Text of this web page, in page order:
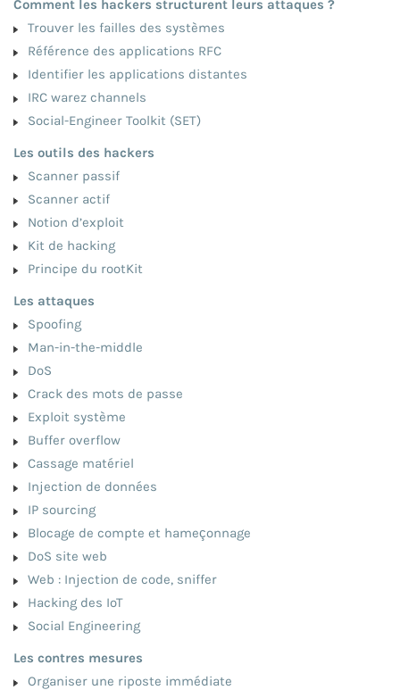
Comment les hackers structurent leurs attaques ?
Trouver les failles des systèmes
Référence des applications RFC
Identifier les applications distantes
IRC warez channels
Social-Engineer Toolkit (SET)
Les outils des hackers
Scanner passif
Scanner actif
Notion d’exploit
Kit de hacking
Principe du rootKit
Les attaques
Spoofing
Man-in-the-middle
DoS
Crack des mots de passe
Exploit système
Buffer overflow
Cassage matériel
Injection de données
IP sourcing
Blocage de compte et hameçonnage
DoS site web
Web : Injection de code, sniffer
Hacking des IoT
Social Engineering
Les contres mesures
Organiser une riposte immédiate